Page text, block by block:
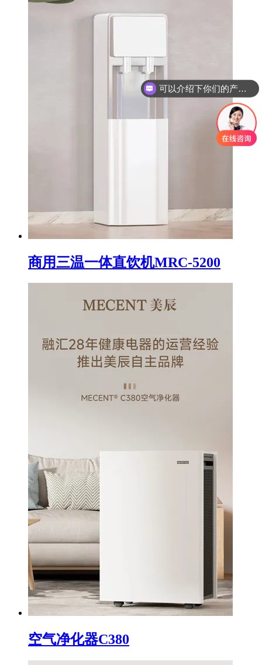
商用三温一体直饮机MRC-5200
空气净化器C380
可以介绍下你们的产品么？